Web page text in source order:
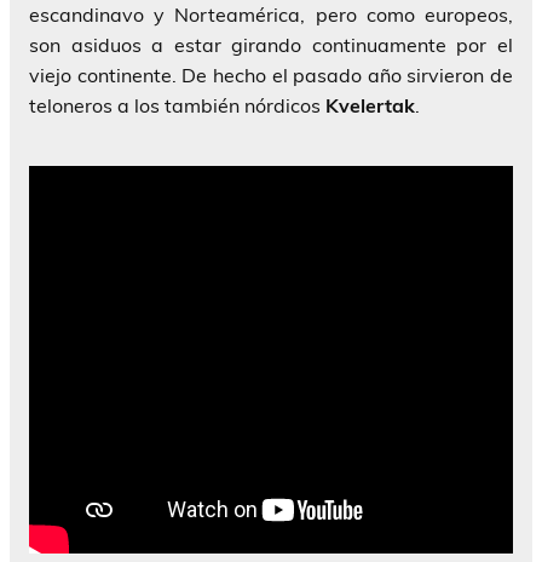
escandinavo y Norteamérica, pero como europeos,
son asiduos a estar girando continuamente por el
viejo continente. De hecho el pasado año sirvieron de
teloneros a los también nórdicos Kvelertak.